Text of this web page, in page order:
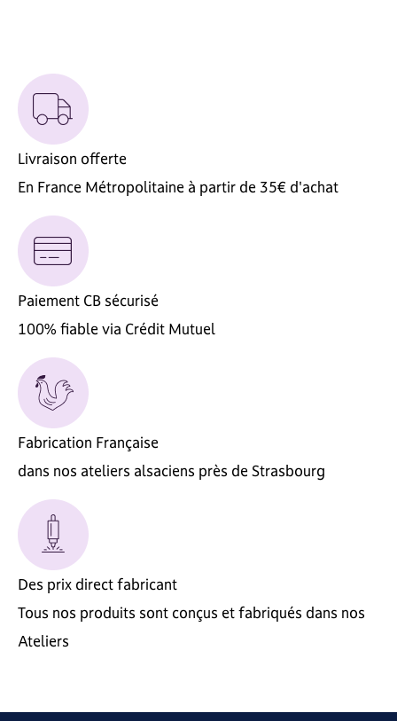
Livraison offerte
En France Métropolitaine à partir de 35€ d'achat
Paiement CB sécurisé
100% fiable via Crédit Mutuel
Fabrication Française
dans nos ateliers alsaciens près de Strasbourg
Des prix direct fabricant
Tous nos produits sont conçus et fabriqués dans nos
Ateliers